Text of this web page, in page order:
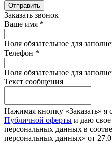
Отправить
Заказать звонок
Ваше имя *
Поля обязательное для
Телефон *
Поля обязательное для
Текст сообщения
Нажимая кнопку «Заказать» я
Публичной оферты и даю свое
персональных данных в
персональных данных» от